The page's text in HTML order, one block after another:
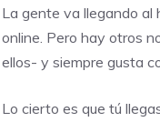
La gente va llegando al
online. Pero hay otros
ellos- y siempre gusta
Lo cierto es que tú